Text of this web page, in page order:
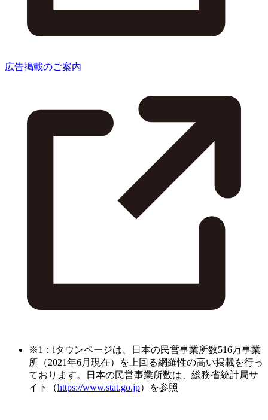
広告掲載のご案内
※1：iタウンページは、日本の民営事業所数516万事業
所（2021年6月現在）を上回る網羅性の高い掲載を行っ
ております。日本の民営事業所数は、総務省統計局サ
イト（https://www.stat.go.jp）を参照